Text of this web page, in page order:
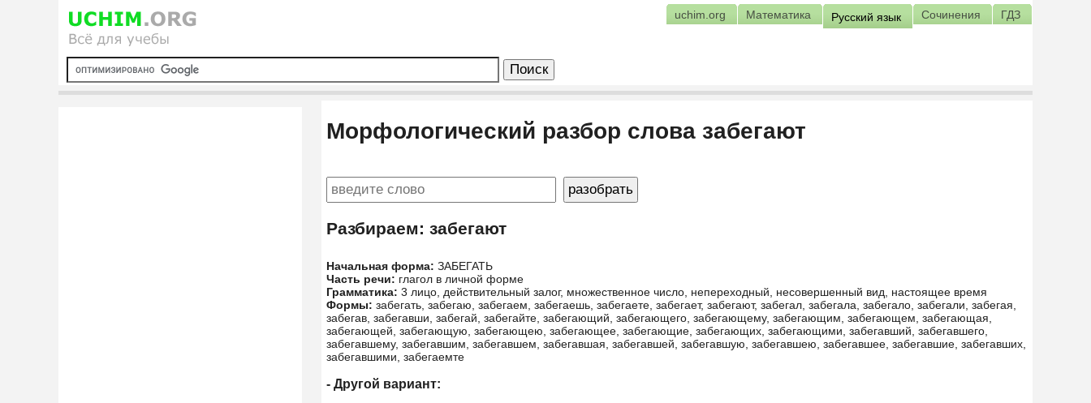
uchim.org Математика Русский язык Сочинения ГДЗ
Морфологический разбор слова забегают
Разбираем: забегают
Начальная форма: ЗАБЕГАТЬ
Часть речи: глагол в личной форме
Грамматика: 3 лицо, действительный залог, множественное число, непереходный, несовершенный вид, настоящее время
Формы: забегать, забегаю, забегаем, забегаешь, забегаете, забегает, забегают, забегал, забегала, забегало, забегали, забегая,
забегав, забегавши, забегай, забегайте, забегающий, забегающего, забегающему, забегающим, забегающем, забегающая,
забегающей, забегающую, забегающею, забегающее, забегающие, забегающих, забегающими, забегавший, забегавшего,
забегавшему, забегавшим, забегавшем, забегавшая, забегавшей, забегавшую, забегавшею, забегавшее, забегавшие, забегавших,
забегавшими, забегаемте
- Другой вариант: